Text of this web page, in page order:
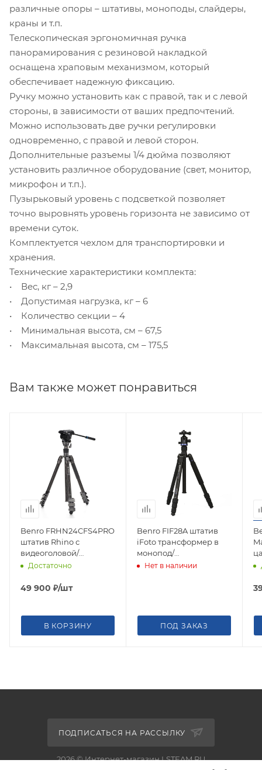
различные опоры – штативы, моноподы, слайдеры,
краны и т.п.
Телескопическая эргономичная ручка
панорамирования с резиновой накладкой
оснащена храповым механизмом, который
обеспечивает надежную фиксацию.
Ручку можно установить как с правой, так и с левой
стороны, в зависимости от ваших предпочтений.
Можно использовать две ручки регулировки
одновременно, с правой и левой сторон.
Дополнительные разъемы 1/4 дюйма позволяют
установить различное оборудование (свет, монитор,
микрофон и т.п.).
Пузырьковый уровень с подсветкой позволяет
точно выровнять уровень горизонта не зависимо от
времени суток.
Комплектуется чехлом для транспортировки и
хранения.
Технические характеристики комплекта:
• Вес, кг – 2,9
• Допустимая нагрузка, кг – 6
• Количество секции – 4
• Минимальная высота, см – 67,5
• Максимальная высота, см – 175,5
Вам также может понравиться
Benro FRHN24CFS4PRO
штатив Rhino с
видеоголовой/
трансформер в
клипсами
Достаточно
49 900 ₽/шт
В КОРЗИНУ
Benro FIF28A штатив
iFoto трансформер в
монопод/
алюминиевый с
Нет в наличии
ПОД ЗАКАЗ
ПОДПИСАТЬСЯ НА РАССЫЛКУ
2026 © Интернет-магазин LSTEAM.RU